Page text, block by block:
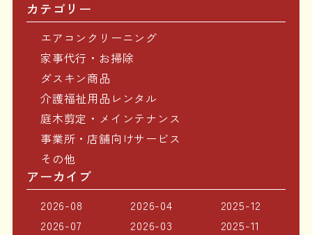
カテゴリー
エアコンクリーニング
家事代行・お掃除
ダスキン商品
介護福祉用品レンタル
庭木剪定・メインテナンス
事業所・店舗向けサービス
その他
アーカイブ
2026-08
2026-07
2026-04
2026-03
2025-12
2025-11